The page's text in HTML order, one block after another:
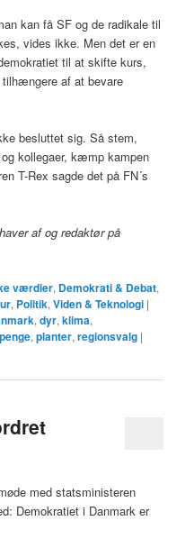
kan få SF og de radikale til
vides ikke. Men det er en
til at skifte kurs,
af at bevare
besluttet sig. Så stem,
kollegaer, kæmp kampen
T-Rex sagde det på FN´s
af og redaktør på
værdier, Demokrati & Debat,
, Politik,Viden & Teknologi |
,dyr,klima,
penge,planter,regionsvalg |
med statsministeren
Demokratiet i Danmark er